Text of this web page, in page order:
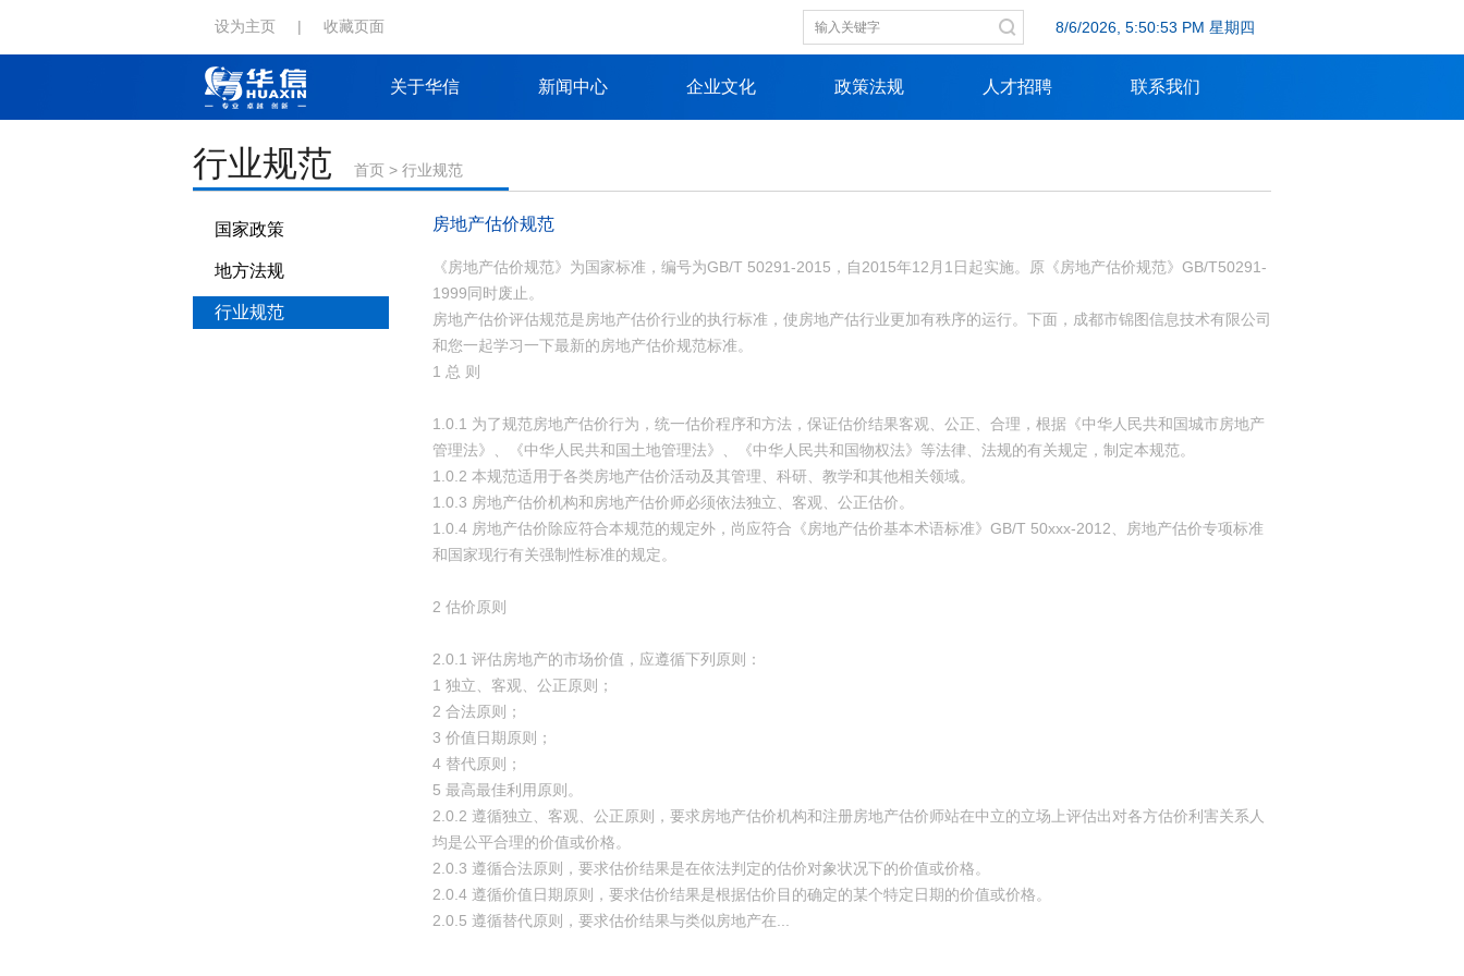
设为主页 | 收藏页面 8/6/2026, 5:50:53 PM 星期四
关于华信 新闻中心 企业文化 政策法规 人才招聘 联系我们
行业规范 首页 > 行业规范
国家政策
地方法规
行业规范
房地产估价规范
《房地产估价规范》为国家标准，编号为GB/T 50291-2015，自2015年12月1日起实施。原《房地产估价规范》GB/T50291-
1999同时废止。
房地产估价评估规范是房地产估价行业的执行标准，使房地产估行业更加有秩序的运行。下面，成都市锦图信息技术有限公司
和您一起学习一下最新的房地产估价规范标准。
1 总 则
1.0.1 为了规范房地产估价行为，统一估价程序和方法，保证估价结果客观、公正、合理，根据《中华人民共和国城市房地产
管理法》、《中华人民共和国土地管理法》、《中华人民共和国物权法》等法律、法规的有关规定，制定本规范。
1.0.2 本规范适用于各类房地产估价活动及其管理、科研、教学和其他相关领域。
1.0.3 房地产估价机构和房地产估价师必须依法独立、客观、公正估价。
1.0.4 房地产估价除应符合本规范的规定外，尚应符合《房地产估价基本术语标准》GB/T 50xxx-2012、房地产估价专项标准
和国家现行有关强制性标准的规定。
2 估价原则
2.0.1 评估房地产的市场价值，应遵循下列原则：
1 独立、客观、公正原则；
2 合法原则；
3 价值日期原则；
4 替代原则；
5 最高最佳利用原则。
2.0.2 遵循独立、客观、公正原则，要求房地产估价机构和注册房地产估价师站在中立的立场上评估出对各方估价利害关系人
均是公平合理的价值或价格。
2.0.3 遵循合法原则，要求估价结果是在依法判定的估价对象状况下的价值或价格。
2.0.4 遵循价值日期原则，要求估价结果是根据估价目的确定的某个特定日期的价值或价格。
2.0.5 遵循替代原则，要求估价结果与类似房地产在...